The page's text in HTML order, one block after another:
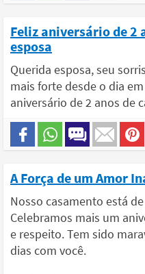
Feliz aniversário de 2
esposa
Querida esposa, seu
mais forte desde o dia
aniversário de 2 anos de
A Força de um Amor
Nosso casamento está
Celebramos mais um
e respeito. Tem sido
dias com você.